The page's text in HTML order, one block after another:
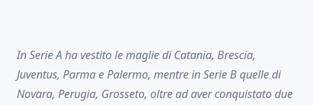
In Serie A ha vestito le maglie di Catania, Brescia,
Juventus, Parma e Palermo, mentre in Serie B quelle di
Novara, Perugia, Grosseto, oltre ad aver conquistato due